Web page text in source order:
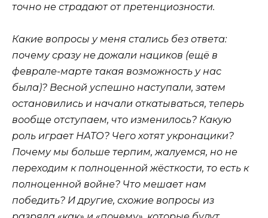
точно не страдают от претенциозности.
Какие вопросы у меня стались без ответа:
почему сразу не дожали нациков (ещё в
феврале-марте такая возможность у нас
была)? Весной успешно наступали, затем
остановились и начали откатываться, теперь
вообще отступаем, что изменилось? Какую
роль играет НАТО? Чего хотят укронацики?
Почему мы больше терпим, жалуемся, но не
переходим к полноценной жёсткости, то есть к
полноценной войне? Что мешает нам
победить? И другие, схожие вопросы из